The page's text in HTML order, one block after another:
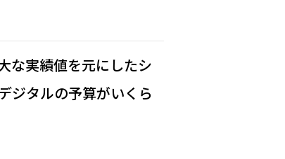
な実績値を元にしたシ
ジタルの予算がいくら